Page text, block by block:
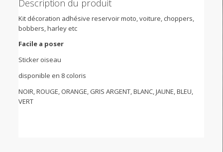
Description du produit
Kit décoration adhésive reservoir moto, voiture, choppers,
bobbers, harley etc
Facile a poser
Sticker oiseau
disponible en 8 coloris
NOIR, ROUGE, ORANGE, GRIS ARGENT, BLANC, JAUNE, BLEU,
VERT